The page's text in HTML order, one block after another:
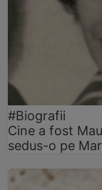
#Biografii
Cine a fost
sedus-o pe